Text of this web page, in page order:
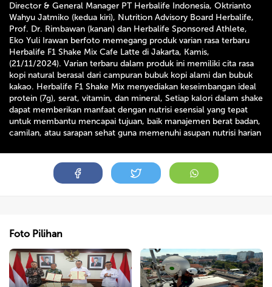
Director & General Manager PT Herbalife Indonesia, Oktrianto
Wahyu Jatmiko (kedua kiri), Nutrition Advisory Board Herbalife,
Prof. Dr. Rimbawan (kanan) dan Herbalife Sponsored Athlete,
Eko Yuli Irawan berfoto memegang produk varian rasa terbaru
Herbalife F1 Shake Mix Cafe Latte di Jakarta, Kamis,
(21/11/2024). Varian terbaru dalam produk ini memiliki cita rasa
kopi natural berasal dari campuran bubuk kopi alami dan bubuk
kakao. Herbalife F1 Shake Mix menyediakan keseimbangan ideal
protein (7g), serat, vitamin, dan mineral, Setiap kalori dalam shake
dapat memberikan manfaat dengan nutrisi esensial yang tepat
untuk membantu mencapai tujuan, baik manajemen berat badan,
camilan, atau sarapan sehat guna memenuhi asupan nutrisi harian
Foto Pilihan